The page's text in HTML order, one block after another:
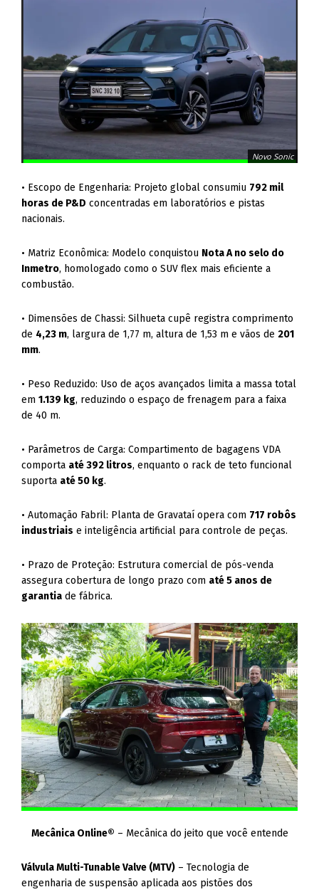
Novo Sonic
• Escopo de Engenharia: Projeto global consumiu 792 mil
horas de P&D concentradas em laboratórios e pistas
nacionais.
• Matriz Econômica: Modelo conquistou Nota A no selo do
Inmetro, homologado como o SUV flex mais eficiente a
combustão.
• Dimensões de Chassi: Silhueta cupê registra comprimento
de 4,23 m, largura de 1,77 m, altura de 1,53 m e vãos de201
mm.
• Peso Reduzido: Uso de aços avançados limita a massa total
em1.139 kg, reduzindo o espaço de frenagem para a faixa
de 40 m.
• Parâmetros de Carga: Compartimento de bagagens VDA
comporta até 392 litros, enquanto o rack de teto funcional
suporta até 50 kg.
• Automação Fabril: Planta de Gravataí opera com 717 robôs
industriais e inteligência artificial para controle de peças.
• Prazo de Proteção: Estrutura comercial de pós-venda
assegura cobertura de longo prazo com até 5 anos de
garantia de fábrica.
Mecânica Online® – Mecânica do jeito que você entende
Válvula Multi-Tunable Valve (MTV) – Tecnologia de
engenharia de suspensão aplicada aos pistões dos